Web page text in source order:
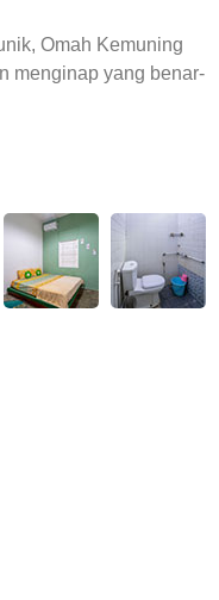
Omah Kemuning
menginap yang benar-